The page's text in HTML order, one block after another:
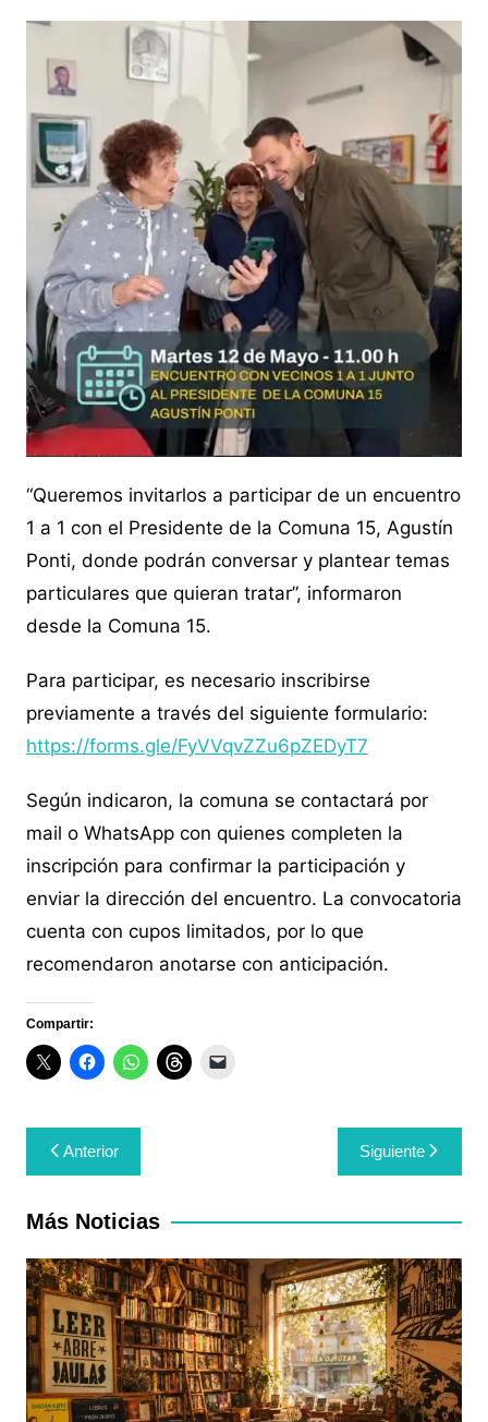
“Queremos invitarlos a participar de un encuentro
1 a 1 con el Presidente de la Comuna 15, Agustín
Ponti, donde podrán conversar y plantear temas
particulares que quieran tratar”, informaron
desde la Comuna 15.
Para participar, es necesario inscribirse
previamente a través del siguiente formulario:
https://forms.gle/FyVVqvZZu6pZEDyT7
Según indicaron, la comuna se contactará por
mail o WhatsApp con quienes completen la
inscripción para confirmar la participación y
enviar la dirección del encuentro. La convocatoria
cuenta con cupos limitados, por lo que
recomendaron anotarse con anticipación.
Compartir:
Navegación
de
entradas
Anterior Siguiente
Más Noticias